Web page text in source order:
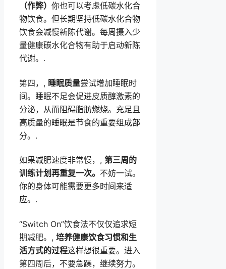
（作弊） 你也可以考虑低碳水化合
物饮食。但长期坚持低碳水化合物
饮食会减慢新陈代谢。每周摄入少
量健康碳水化合物有助于启动新陈
代谢。.
第四，, 睡眠质量尝试增加睡眠时
间。睡眠不足会促进皮质醇激素的
分泌，从而阻碍脂肪燃烧。充足且
高质量的睡眠是节食的重要组成部
分。.
如果减肥速度非常慢，, 第三周的
训练计划再重复一次。 不妨一试。
你的身体可能需要更多时间来适
应。.
“Switch On”饮食法不仅仅追求短
期减肥。, 培养健康饮食习惯和生
活方式的过程这样想很重要。进入
第四周后，不要急躁，继续努力。